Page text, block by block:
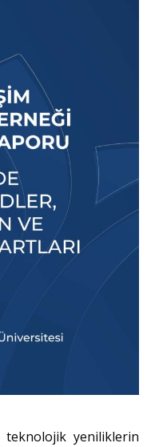
teknolojik yeniliklerin